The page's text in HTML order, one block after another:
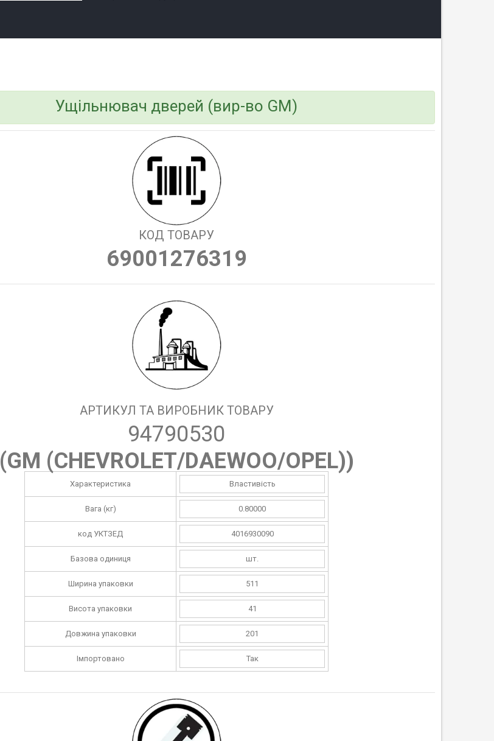
Ущільнювач дверей (вир-во GM)
КОД ТОВАРУ
69001276319
АРТИКУЛ ТА ВИРОБНИК ТОВАРУ
94790530
(GM (CHEVROLET/DAEWOO/OPEL))
Характеристика Властивість
Вага (кг) 0.80000
код УКТЗЕД 4016930090
Базова одиниця шт.
Ширина упаковки 511
Висота упаковки 41
Довжина упаковки 201
Імпортовано Так